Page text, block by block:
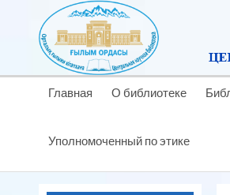
Главная О библиотеке
Уполномоченный по этике